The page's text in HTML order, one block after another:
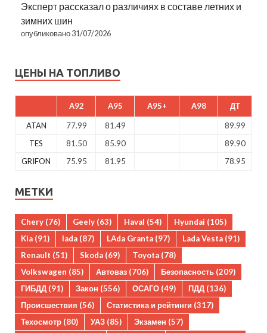
Эксперт рассказал о различиях в составе летних и
зимних шин
опубликовано 31/07/2026
ЦЕНЫ НА ТОПЛИВО
A92 A95 A95+ A98 ДТ
ATAN 77.99 81.49
89.99
TES
81.50 85.90
89.90
GRIFON
75.95 81.95 78.95
МЕТКИ
Chery (76) Geely (63) Haval (54) Hyundai (105)
Kia (91) lada (87) LAda Granta (97) Lada Vesta (91)
Renault (51) Skoda (69) Toyota (78)
Volkswagen (85) Автоваз (706) Безопасность (209)
ГИБДД (91) Закон (556) ОСАГО (49) ПДД (136)
Происшествия (56) Статистика и рейтинги (317)
Техосмотр (80) УАЗ (85) Экзамен (57)